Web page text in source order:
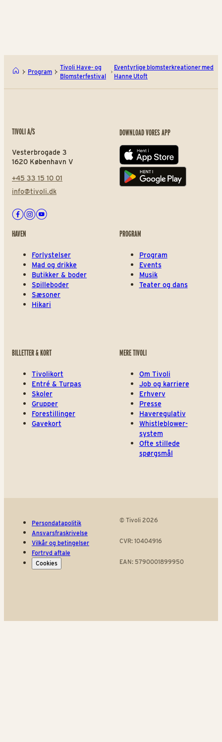
Program
Tivoli Have- og
Blomsterfestival
Eventyrlige blomsterkreationer med
Hanne Utoft
TIVOLI A/S
Vesterbrogade 3
1620 København V
+45 33 15 10 01
info@tivoli.dk
Facebook
Instagram
Youtube
DOWNLOAD VORES APP
App store
Play store
HAVEN
Forlystelser
Mad og drikke
Butikker & boder
Spilleboder
Sæsoner
Hikari
PROGRAM
Program
Events
Musik
Teater og dans
BILLETTER & KORT
Tivolikort
Entré & Turpas
Skoler
Grupper
Forestillinger
Gavekort
MERE TIVOLI
Om Tivoli
Job og karriere
Erhverv
Presse
Haveregulativ
Whistleblower-
system
Ofte stillede
spørgsmål
Persondatapolitik
Ansvarsfraskrivelse
Vilkår og betingelser
Fortryd aftale
Cookies
© Tivoli 2026
CVR: 10404916
EAN: 5790001899950